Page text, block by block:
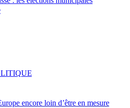
encore loin d’être en mesure